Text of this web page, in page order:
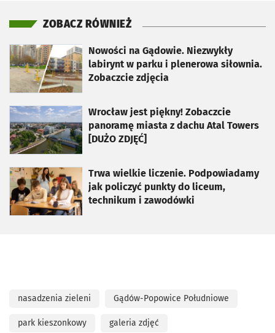
ZOBACZ RÓWNIEŻ
Nowości na Gądowie. Niezwykły
labirynt w parku i plenerowa siłownia.
Zobaczcie zdjęcia
otworzy się w nowej karcie
Wrocław jest piękny! Zobaczcie
panoramę miasta z dachu Atal Towers
[DUŻO ZDJĘĆ]
otworzy się w nowej karcie
Trwa wielkie liczenie. Podpowiadamy
jak policzyć punkty do liceum,
technikum i zawodówki
otworzy się w nowej karcie
nasadzenia zieleni Gądów-Popowice Południowe
park kieszonkowy galeria zdjęć